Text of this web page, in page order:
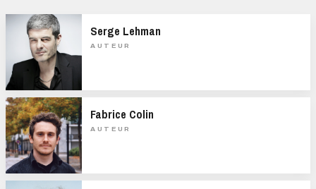
Serge Lehman
AUTEUR
Fabrice Colin
AUTEUR